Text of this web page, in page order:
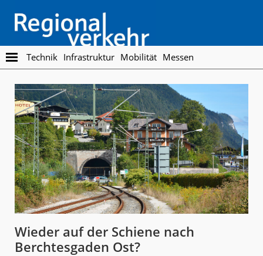
main
content
footer
Regionalverkehr
Die
Fachzeitschrift
den
Öffentlichen
Personennahverkehr
Technik Infrastruktur Mobilität Messen
Wieder auf der Schiene nach
Berchtesgaden Ost?